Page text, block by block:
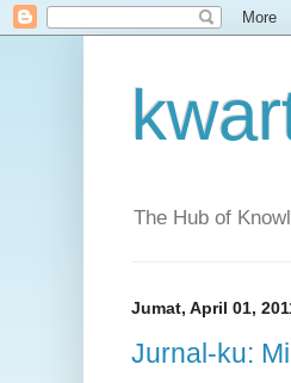
The Hub of
Jumat, April 01,
Jurnal-ku: